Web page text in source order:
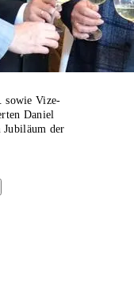
sowie Vize-
Daniel
der